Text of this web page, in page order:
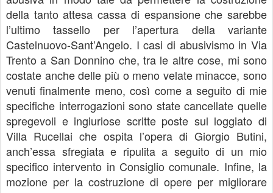
della tanto attesa cassa di espansione che sarebbe
l’ultimo tassello per l’apertura della variante
Castelnuovo-Sant’Angelo. I casi di abusivismo in Via
Trento a San Donnino che, tra le altre cose, mi sono
costate anche delle più o meno velate minacce, sono
venuti finalmente meno, così come a seguito di mie
specifiche interrogazioni sono state cancellate quelle
spregevoli e ingiuriose scritte poste sul loggiato di
Villa Rucellai che ospita l’opera di Giorgio Butini,
anch’essa sfregiata e ripulita a seguito di un mio
specifico intervento in Consiglio comunale. Infine, la
mozione per la costruzione di opere per migliorare